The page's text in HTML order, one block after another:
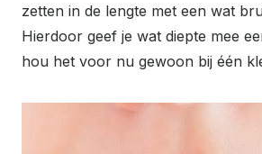
zetten in de lengte met een wat
Hierdoor geef je wat diepte mee
hou het voor nu gewoon bij één